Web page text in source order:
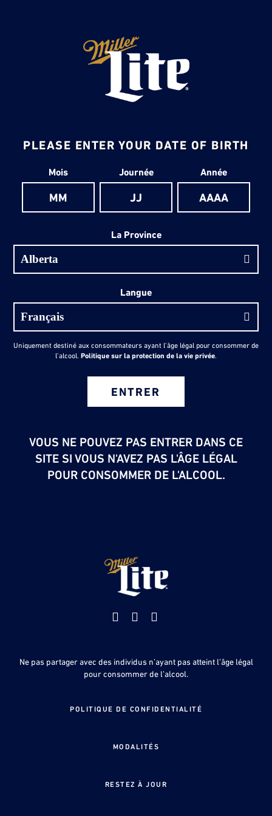
PLEASE ENTER YOUR DATE OF BIRTH
Date de naissance
Mois Journée Année
La Province
Langue
Uniquement destiné aux consommateurs ayant l’âge légal pour consommer de
l’alcool. Politique sur la protection de la vie privée.
ENTRER
VOUS NE POUVEZ PAS ENTRER DANS CE
SITE SI VOUS N'AVEZ PAS L'ÂGE LÉGAL
POUR CONSOMMER DE L'ALCOOL.
Facebook
Youtube
Ne pas partager avec des individus n’ayant pas atteint l’âge légal
pour consommer de l’alcool.
POLITIQUE DE CONFIDENTIALITÉ
MODALITÉS
RESTEZ À JOUR